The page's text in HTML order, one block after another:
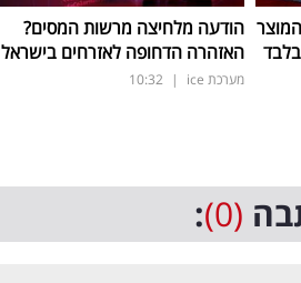
הודעה מלחיצה מרשות המסים?
האזהרה הדחופה לאזרחים בישראל
מערכת ice |
10:32
(0)
: